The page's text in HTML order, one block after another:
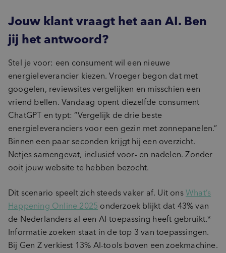
Jouw klant vraagt het aan AI. Ben
jij het antwoord?
Stel je voor: een consument wil een nieuwe
energieleverancier kiezen. Vroeger begon dat met
googelen, reviewsites vergelijken en misschien een
vriend bellen. Vandaag opent diezelfde consument
ChatGPT en typt: “Vergelijk de drie beste
energieleveranciers voor een gezin met zonnepanelen.”
Binnen een paar seconden krijgt hij een overzicht.
Netjes samengevat, inclusief voor- en nadelen. Zonder
ooit jouw website te hebben bezocht.
Dit scenario speelt zich steeds vaker af. Uit onsWhat’s
Happening Online 2025 onderzoek blijkt dat 43% van
de Nederlanders al een AI-toepassing heeft gebruikt.*
Informatie zoeken staat in de top 3 van toepassingen.
Bij Gen Z verkiest 13% AI-tools boven een zoekmachine.